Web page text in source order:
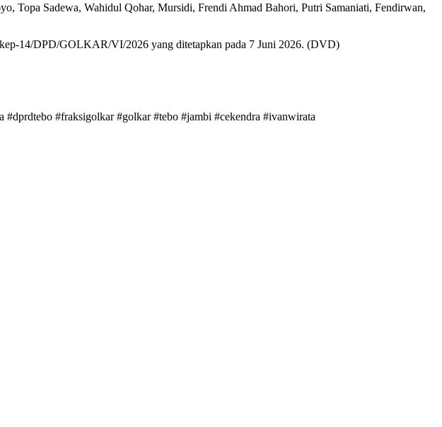
Topa Sadewa, Wahidul Qohar, Mursidi, Frendi Ahmad Bahori, Putri Samaniati, Fendirwan,
14/DPD/GOLKAR/VI/2026 yang ditetapkan pada 7 Juni 2026. (DVD)
#fraksigolkar #golkar #tebo #jambi #cekendra #ivanwirata